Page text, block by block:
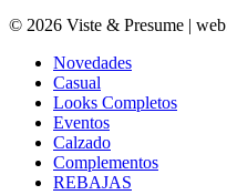
© 2026 Viste & Presume |
Novedades
Casual
Looks Completos
Eventos
Calzado
Complementos
REBAJAS